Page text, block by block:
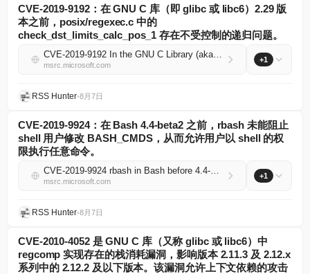
CVE-2019-9192：在 GNU C 库（即 glibc 或 libc6）2.29 版
本之前，posix/regexec.c 中的
check_dst_limits_calc_pos_1 存在不受控制的递归问题。
CVE-2019-9192 In the GNU C Library (aka glibc or libc6) through 2.29, check_dst_limits_calc_pos_1 in posix/regexec.c has Uncontrolled Recursion
msrc.microsoft.com
+1
RSS Hunter•8月7日
CVE-2019-9924：在 Bash 4.4-beta2 之前，rbash 未能阻止
shell 用户修改 BASH_CMDS，从而允许用户以 shell 的权
限执行任意命令。
CVE-2019-9924 rbash in Bash before 4.4-beta2 did not prevent the shell user from modifying BASH_CMDS, thus allowing the user to execute any command with the permissions of the shell.
msrc.microsoft.com
+1
RSS Hunter•8月7日
CVE-2010-4052 是 GNU C 库（又称 glibc 或 libc6）中
regcomp 实现存在的栈消耗漏洞，影响版本 2.11.3 及 2.12.x
系列中的 2.12.2 及以下版本。该漏洞允许上下文依赖的攻击